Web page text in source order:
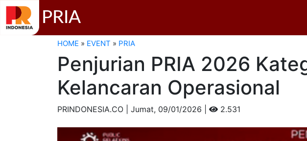
PRIA
HOME » EVENT » PRIA
Penjurian PRIA 2026
Kelancaran Operasional
PRINDONESIA.CO | Jumat, 09/01/2026 | 2.531